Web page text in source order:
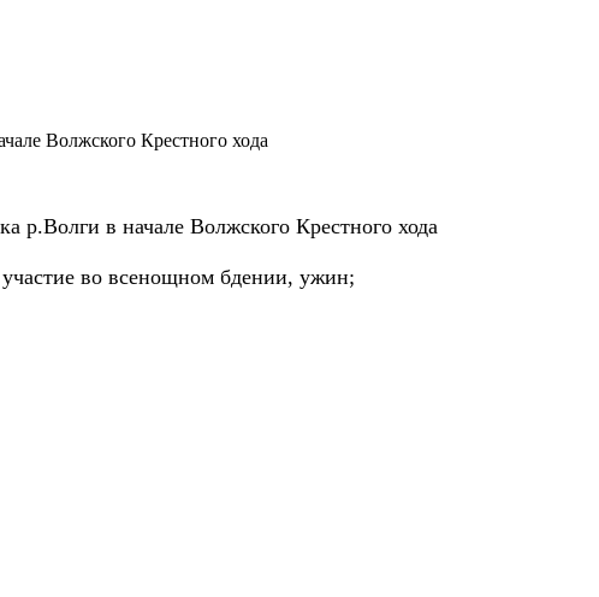
Волжского Крестного хода
р.Волги в начале Волжского Крестного хода
во всенощном бдении, ужин;